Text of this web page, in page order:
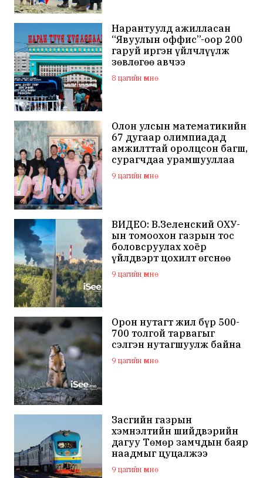
Нарантуулд ажилласан
“Явуулын оффис”-оор 200
гаруй иргэн үйлчлүүлж
зөвлөгөө авчээ
8 цагийн өмнө
Олон улсын математикийн
67 дугаар олимпиадад
амжилттай оролцсон багш,
сурагчдаа урамшууллаа
9 цагийн өмнө
ВИДЕО: В.Зеленский ОХУ-
ын томоохон газрын тос
боловсруулах хоёр
үйлдвэрт цохилт өгснөө
мэдэгдлээ
9 цагийн өмнө
Орон нутагт жил бүр 500-
700 толгой тарвагыг
сэлгэн нутагшуулж байна
9 цагийн өмнө
Засгийн газрын
хэмнэлтийн шийдвэрийн
дагуу Төмөр замчдын баяр
наадмыг цуцалжээ
9 цагийн өмнө